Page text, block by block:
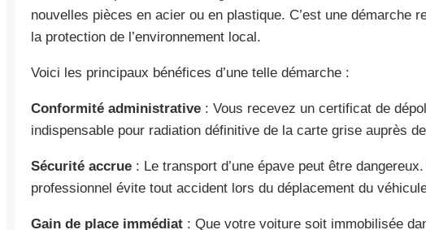
nouvelles pièces en acier ou en plastique. C’est une démarche
la protection de l’environnement local.
Voici les principaux bénéfices d’une telle démarche :
Conformité administrative : Vous recevez un certificat de
indispensable pour radiation définitive de la carte grise auprès
Sécurité accrue : Le transport d’une épave peut être
professionnel évite tout accident lors du déplacement du
Gain de place immédiat : Que votre voiture soit immobilisée